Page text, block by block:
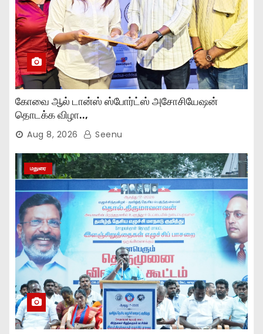
கோவை ஆல் டான்ஸ் ஸ்போர்ட்ஸ் அசோசியேஷன்
தொடக்க விழா..,
Aug 8, 2026 Seenu
மதுரை